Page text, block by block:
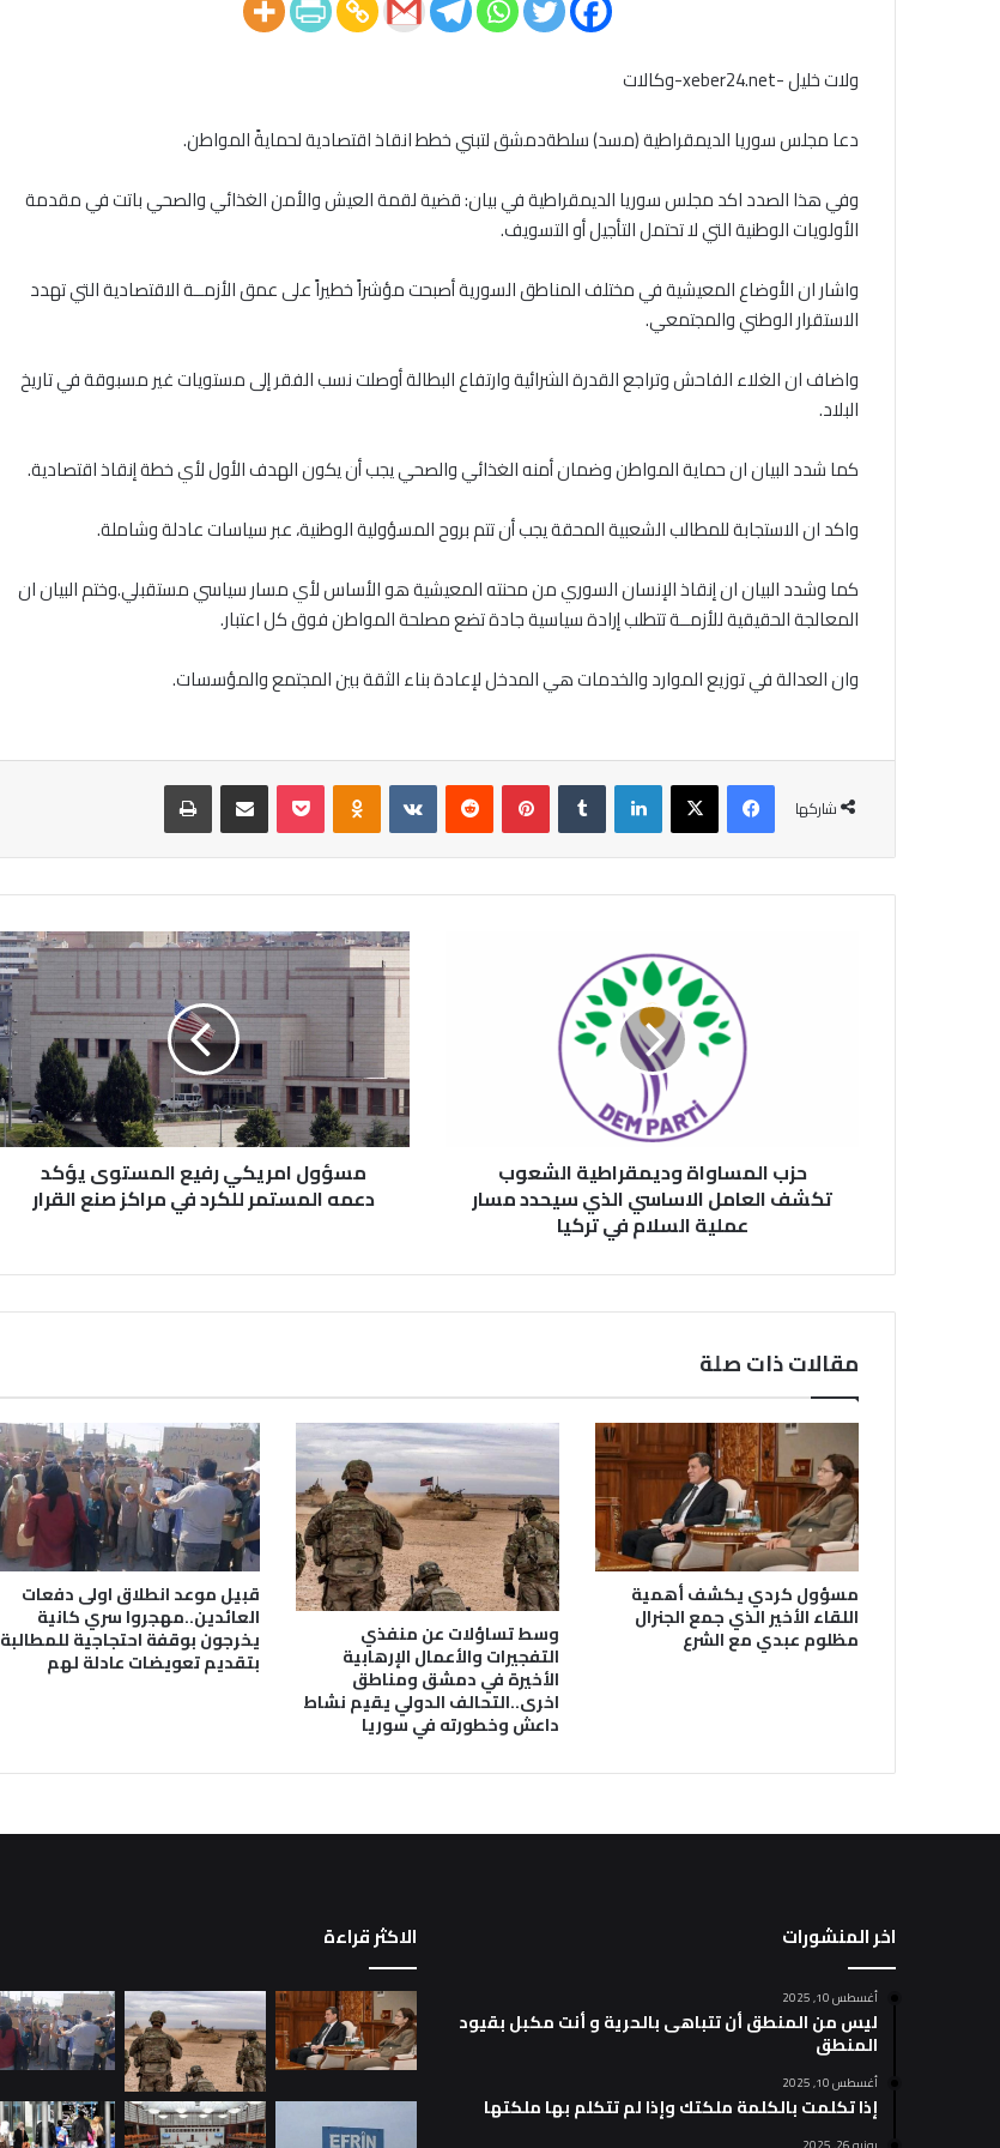
ولات خليل -xeber24.net-وكالات
دعا مجلس سوريا الديمقراطية (مسد) سلطةدمشق لتبني خطط انقاذ اقتصادية لحمايةً المواطن.
وفي هذا الصدد اكد مجلس سوريا الديمقراطية في بيان: قضية لقمة العيش والأمن الغذائي والصحي باتت في مقدمة
الأولويات الوطنية التي لا تحتمل التأجيل أو التسويف.
واشار ان الأوضاع المعيشية في مختلف المناطق السورية أصبحت مؤشراً خطيراً على عمق الأزمــة الاقتصادية التي تهدد
الاستقرار الوطني والمجتمعي.
واضاف ان الغلاء الفاحش وتراجع القدرة الشرائية وارتفاع البطالة أوصلت نسب الفقر إلى مستويات غير مسبوقة في تاريخ
البلاد.
كما شدد البيان ان حماية المواطن وضمان أمنه الغذائي والصحي يجب أن يكون الهدف الأول لأي خطة إنقاذ اقتصادية.
واكد ان الاستجابة للمطالب الشعبية المحقة يجب أن تتم بروح المسؤولية الوطنية، عبر سياسات عادلة وشاملة.
كما وشدد البيان ان إنقاذ الإنسان السوري من محنته المعيشية هو الأساس لأي مسار سياسي مستقبلي.وختم البيان ان
المعالجة الحقيقية للأزمــة تتطلب إرادة سياسية جادة تضع مصلحة المواطن فوق كل اعتبار.
وان العدالة في توزيع الموارد والخدمات هي المدخل لإعادة بناء الثقة بين المجتمع والمؤسسات.
شاركها
فيسبوك‫X لينكدإن بينتيريست Odnoklassniki
‫Pocket مشاركة عبر البريد طباعة
عملية
تركيا
حزب المساواة وديمقراطية الشعوب
تكشف العامل الاساسي الذي سيحدد مسار
عملية السلام في تركيا
مسؤول
امريكي
رفيع
المستوى
المستمر
للكرد
في
مسؤول امريكي رفيع المستوى يؤكد
دعمه المستمر للكرد في مراكز صنع القرار
مقالات ذات صلة
مسؤول كردي يكشف أهمية
اللقاء الأخير الذي جمع الجنرال
مظلوم عبدي مع الشرع وسط تساؤلات عن منفذي
التفجيرات والأعمال الإرهابية
الأخيرة في دمشق ومناطق
اخرى..التحالف الدولي يقيم نشاط
داعش وخطورته في سوريا
قبيل موعد انطلاق اولى دفعات
العائدين..مهجروا سري كانية
يخرجون بوقفة احتجاجية للمطالبة
بتقديم تعويضات عادلة لهم
اخر المنشورات
أغسطس 10, 2025
ليس من المنطق أن تتباهى بالحرية و أنت مكبل بقيود
المنطق
أغسطس 10, 2025
إذا تكلمت بالكلمة ملكتك وإذا لم تتكلم بها ملكتها
الاكثر قراءة